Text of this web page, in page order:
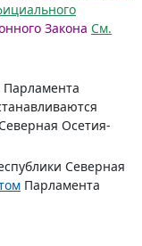
Закона См.
Парламента
Осетия-
Северная
Парламента